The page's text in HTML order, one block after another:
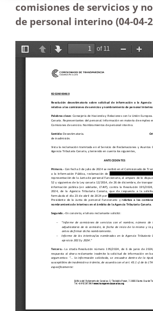
comisiones de servicios y
de personal interino (04-04-